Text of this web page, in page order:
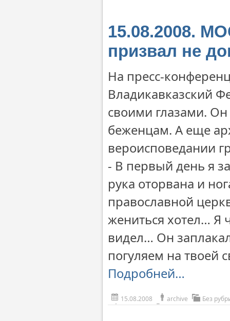
15.08.2008.
призвал не
На пресс-
Владикавказский
своими глазами.
беженцам. А еще
вероисповедании
- В первый день я
рука оторвана и
православной
жениться хотел… Я
видел… Он
погуляем на твоей
Подробней…
15.08.2008 archive Без